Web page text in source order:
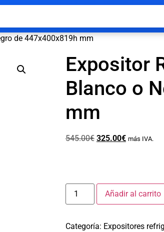
de 447x400x819h mm
Expositor
Blanco o
mm
545.00€ 325.00€ más IVA.
Añadir al carrito
Categoría: Expositores